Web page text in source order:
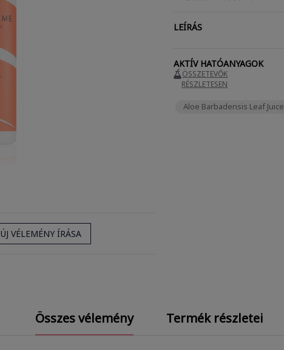
ÚJ VÉLEMÉNY ÍRÁSA
LEÍRÁS
AKTÍV HATÓANYAGOK
ÖSSZETEVŐK
RÉSZLETESEN
Aloe Barbadensis Leaf Juice
Összes vélemény Termék részletei